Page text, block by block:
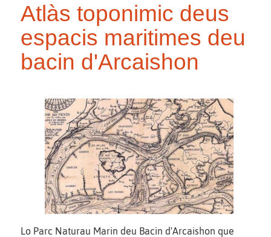
Atlàs toponimic deus
espacis maritimes deu
bacin d'Arcaishon
Lo Parc Naturau Marin deu Bacin d'Arcaishon que